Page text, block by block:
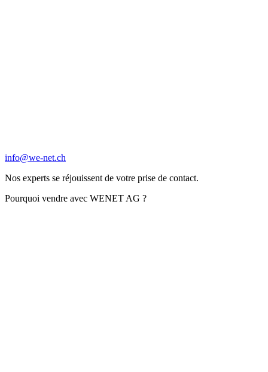
info@we-net.ch
Nos experts se réjouissent de votre prise de contact.
Pourquoi vendre avec WENET AG ?